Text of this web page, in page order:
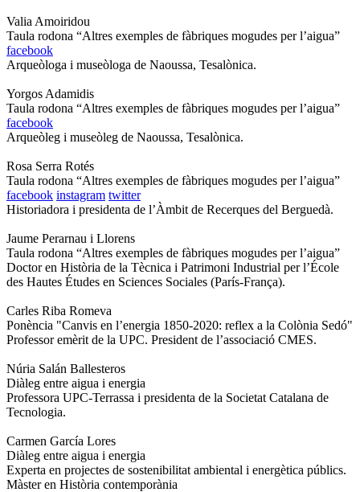
Valia Amoiridou
Taula rodona “Altres exemples de fàbriques mogudes per l’aigua”
facebook
Arqueòloga i museòloga de Naoussa, Tesalònica.
Yorgos Adamidis
Taula rodona “Altres exemples de fàbriques mogudes per l’aigua”
facebook
Arqueòleg i museòleg de Naoussa, Tesalònica.
Rosa Serra Rotés
Taula rodona “Altres exemples de fàbriques mogudes per l’aigua”
facebook instagram twitter
Historiadora i presidenta de l’Àmbit de Recerques del Berguedà.
Jaume Perarnau i Llorens
Taula rodona “Altres exemples de fàbriques mogudes per l’aigua”
Doctor en Història de la Tècnica i Patrimoni Industrial per l’École
des Hautes Études en Sciences Sociales (París-França).
Carles Riba Romeva
Ponència "Canvis en l’energia 1850-2020: reflex a la Colònia Sedó"
Professor emèrit de la UPC. President de l’associació CMES.
Núria Salán Ballesteros
Diàleg entre aigua i energia
Professora UPC-Terrassa i presidenta de la Societat Catalana de
Tecnologia.
Carmen García Lores
Diàleg entre aigua i energia
Experta en projectes de sostenibilitat ambiental i energètica públics.
Màster en Història contemporània